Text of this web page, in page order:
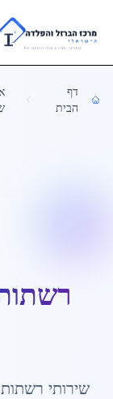
to main content
דף
הבית
שירותי רשתות